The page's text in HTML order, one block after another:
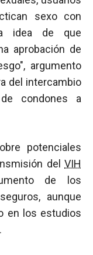
sexo con
idea de que
aprobación de
argumento
del intercambio
condones a
potenciales
del VIH
de los
aunque
en los estudios